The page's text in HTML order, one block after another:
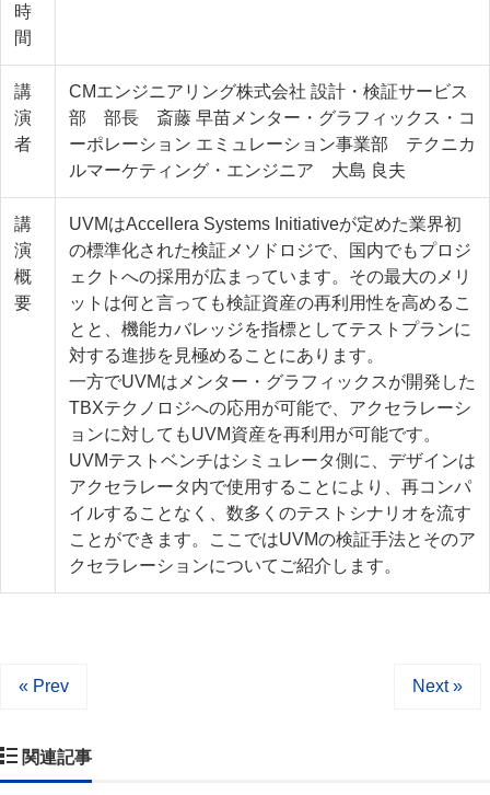
時
間
講
演
者
CMエンジニアリング株式会社 設計・検証サービス
部 部長 斎藤 早苗メンター・グラフィックス・コ
ーポレーション エミュレーション事業部 テクニカ
ルマーケティング・エンジニア 大島 良夫
講
演
概
要
UVMはAccellera Systems Initiativeが定めた業界初
の標準化された検証メソドロジで、国内でもプロジ
ェクトへの採用が広まっています。その最大のメリ
ットは何と言っても検証資産の再利用性を高めるこ
とと、機能カバレッジを指標としてテストプランに
対する進捗を見極めることにあります。
一方でUVMはメンター・グラフィックスが開発した
TBXテクノロジへの応用が可能で、アクセラレーシ
ョンに対してもUVM資産を再利用が可能です。
UVMテストベンチはシミュレータ側に、デザインは
アクセラレータ内で使用することにより、再コンパ
イルすることなく、数多くのテストシナリオを流す
ことができます。ここではUVMの検証手法とそのア
クセラレーションについてご紹介します。
« Prev Next »
関連記事